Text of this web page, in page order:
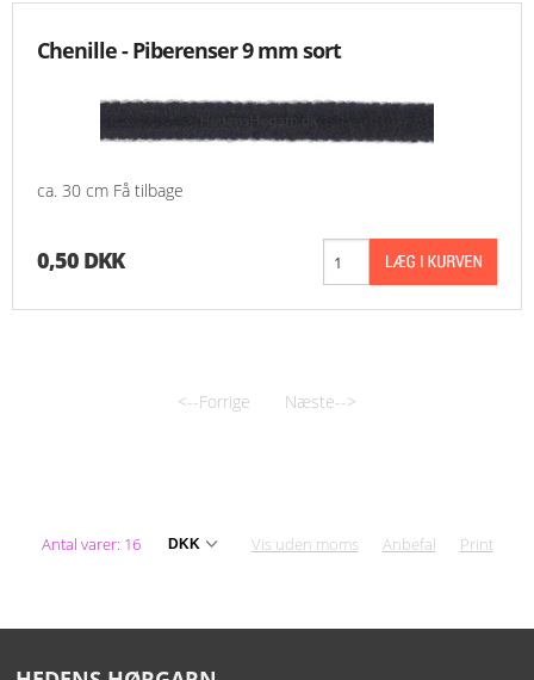
Chenille - Piberenser 9 mm sort
ca. 30 cm Få tilbage
0,50 DKK
<--Forrige Næste-->
Antal varer: 16 Vis uden moms Anbefal Print